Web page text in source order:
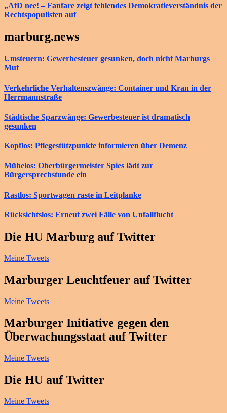
„AfD nee! – Fanfare zeigt fehlendes Demokratieverständnis der
Rechtspopulisten auf
marburg.news
Umsteuern: Gewerbesteuer gesunken, doch nicht Marburgs
Mut
Verkehrliche Verhaltenszwänge: Container und Kran in der
Herrmannstraße
Städtische Sparzwänge: Gewerbesteuer ist dramatisch
gesunken
Kopflos: Pflegestützpunkte informieren über Demenz
Mühelos: Oberbürgermeister Spies lädt zur
Bürgersprechstunde ein
Rastlos: Sportwagen raste in Leitplanke
Rücksichtslos: Erneut zwei Fälle von Unfallflucht
Die HU Marburg auf Twitter
Meine Tweets
Marburger Leuchtfeuer auf Twitter
Meine Tweets
Marburger Initiative gegen den
Überwachungsstaat auf Twitter
Meine Tweets
Die HU auf Twitter
Meine Tweets